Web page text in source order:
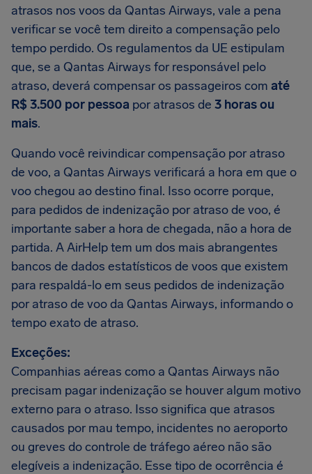
atrasos nos voos da Qantas Airways, vale a pena
verificar se você tem direito a compensação pelo
tempo perdido. Os regulamentos da UE estipulam
que, se a Qantas Airways for responsável pelo
atraso, deverá compensar os passageiros com até
R$ 3.500 por pessoa por atrasos de 3 horas ou
mais.
Quando você reivindicar compensação por atraso
de voo, a Qantas Airways verificará a hora em que o
voo chegou ao destino final. Isso ocorre porque,
para pedidos de indenização por atraso de voo, é
importante saber a hora de chegada, não a hora de
partida. A AirHelp tem um dos mais abrangentes
bancos de dados estatísticos de voos que existem
para respaldá-lo em seus pedidos de indenização
por atraso de voo da Qantas Airways, informando o
tempo exato de atraso.
Exceções:
Companhias aéreas como a Qantas Airways não
precisam pagar indenização se houver algum motivo
externo para o atraso. Isso significa que atrasos
causados por mau tempo, incidentes no aeroporto
ou greves do controle de tráfego aéreo não são
elegíveis a indenização. Esse tipo de ocorrência é